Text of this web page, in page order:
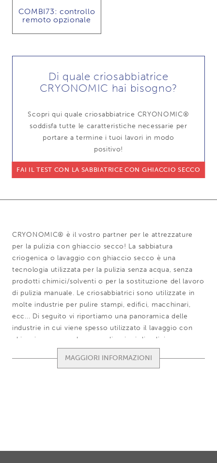
COMBI73: controllo
remoto opzionale
Di quale criosabbiatrice
CRYONOMIC hai bisogno?
Scopri qui quale criosabbiatrice CRYONOMIC®
soddisfa tutte le caratteristiche necessarie per
portare a termine i tuoi lavori in modo
positivo!
FAI IL TEST CON LA SABBIATRICE CON GHIACCIO SECCO
CRYONOMIC® è il vostro partner per le attrezzature
per la pulizia con ghiaccio secco! La sabbiatura
criogenica o lavaggio con ghiaccio secco è una
tecnologia utilizzata per la pulizia senza acqua, senza
prodotti chimici/solventi o per la sostituzione del lavoro
di pulizia manuale. Le criosabbiatrici sono utilizzate in
molte industrie per pulire stampi, edifici, macchinari,
ecc... Di seguito vi riportiamo una panoramica delle
industrie in cui viene spesso utilizzato il lavaggio con
ghiaccio secco e alcune applicazioni di pulizia.
Diverse industrie in cui viene utilizzata la pulizia
TOON / VERBERG VOLLEDIGE